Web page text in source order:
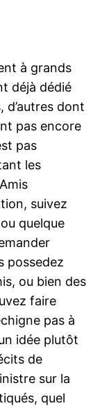
à grands
déjà dédié
d’autres dont
pas encore
pas
les
suivez
quelque
possedez
ou bien des
faire
pas à
idée plutôt
de
sur la
quel